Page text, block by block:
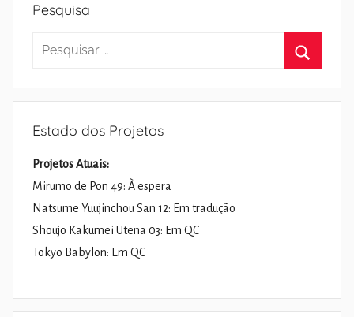
Pesquisa
Pesquisar
Estado dos Projetos
Projetos Atuais:
Mirumo de Pon 49: À espera
Natsume Yuujinchou San 12: Em tradução
Shoujo Kakumei Utena 03: Em QC
Tokyo Babylon: Em QC